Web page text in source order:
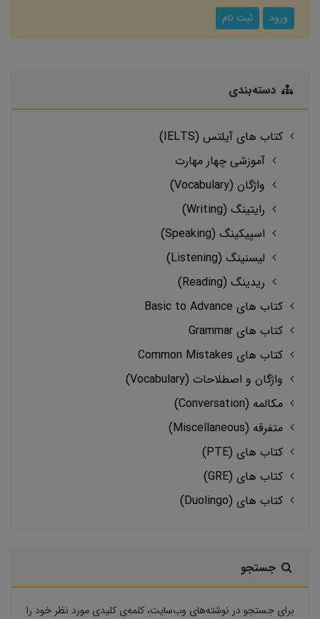
ورود ثبت نام
دسته‌بندی
کتاب های آیلتس (IELTS)
آموزشی چهار مهارت
واژگان (Vocabulary)
رایتینگ (Writing)
اسپیکینگ (Speaking)
لیسنینگ (Listening)
ریدینگ (Reading)
کتاب های Basic to Advance
کتاب های Grammar
کتاب های Common Mistakes
واژگان و اصطلاحات (Vocabulary)
مکالمه (Conversation)
متفرقه (Miscellaneous)
کتاب های (PTE)
کتاب های (GRE)
کتاب های (Duolingo)
جستجو
برای جستجو در نوشته‌های وب‌سایت، کلمه‌ی کلیدی مورد نظر خود را